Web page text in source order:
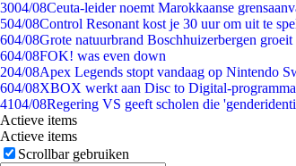
3004/08Ceuta-leider noemt Marokkaanse
504/08Control Resonant kost je 30 uur om uit te
604/08Grote natuurbrand Boschhuizerbergen groeit
604/08FOK! was even down
204/08Apex Legends stopt vandaag op Nintendo
604/08XBOX werkt aan Disc to Digital-programma
4104/08Regering VS geeft scholen die
Actieve items
Actieve items
Scrollbar gebruiken